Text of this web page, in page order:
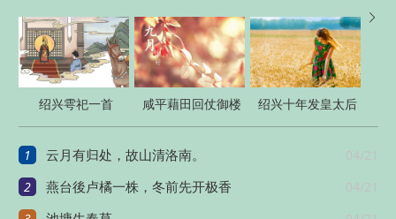

绍兴雩祀一首
咸平藉田回仗御楼
二首
绍兴十年发皇太后
册宝八首
1 04/21
云月有归处，故山清洛南。
2 04/21
燕台後卢橘一株，冬前先开极香